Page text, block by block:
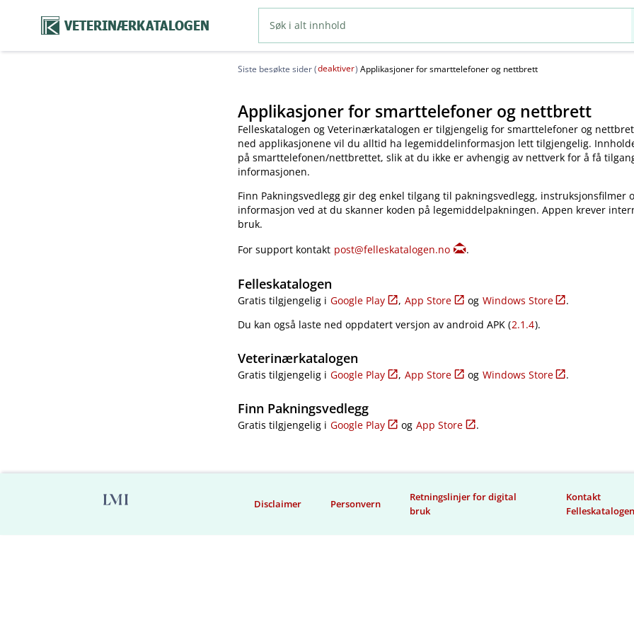
VETERINÆRKATALOGEN
Siste besøkte sider (deaktiver) Applikasjoner for smarttelefoner og nettbrett
Applikasjoner for smarttelefoner og nettbrett
Felleskatalogen og Veterinærkatalogen er tilgjengelig for smarttelefoner og
ned applikasjonene vil du alltid ha legemiddelinformasjon lett tilgjengelig.
på smarttelefonen​/​nettbrettet, slik at du ikke er avhengig av nettverk for å få
informasjonen.
Finn Pakningsvedlegg gir deg enkel tilgang til pakningsvedlegg, instruksjonsfilmer
informasjon ved at du skanner koden på legemiddelpakningen. Appen krever
bruk.
For support kontakt post@felleskatalogen.no .
Felleskatalogen
Gratis tilgjengelig i Google Play , App Store og Windows Store
.
Du kan også laste ned oppdatert versjon av android APK (2.1.4).
Veterinærkatalogen
Gratis tilgjengelig i Google Play , App Store og Windows Store .
Finn Pakningsvedlegg
Gratis tilgjengelig i Google Play og App Store .
Disclaimer Personvern
Retningslinjer for digital
bruk
Kontakt
Felleskatalogen